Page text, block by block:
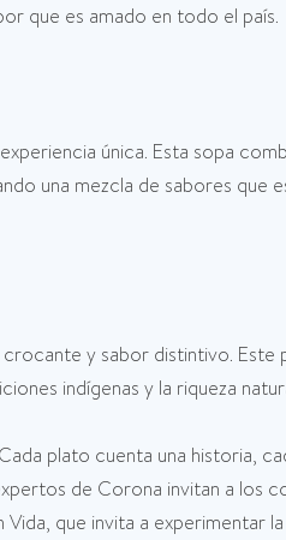
que es amado en todo el país.
única. Esta sopa
una mezcla de sabores que
y sabor distintivo. Este
indígenas y la riqueza
plato cuenta una historia,
de Corona invitan a los
que invita a experimentar